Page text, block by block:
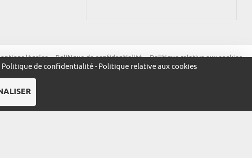
légales Politique de confidentialité Politique relative aux cookies
Politique de confidentialité- Politique relative aux cookies